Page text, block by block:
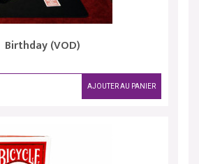
Birthday (VOD)
AJOUTER AU PANIER